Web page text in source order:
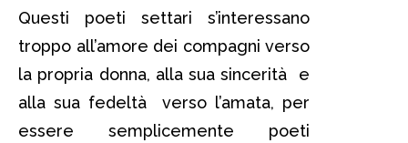
Questi poeti settari s’interessano
troppo all’amore dei compagni verso
la propria donna, alla sua sincerità e
alla sua fedeltà verso l’amata, per
essere semplicemente poeti